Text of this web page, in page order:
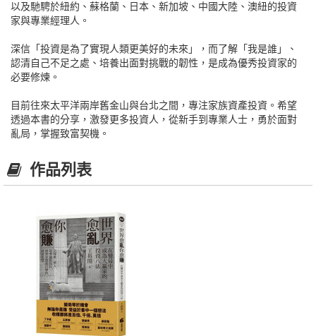
以及馳騁於紐約、蘇格蘭、日本、新加坡、中國大陸、澳紐的投資
家與專業經理人。
深信「投資是為了實現人類更美好的未來」，而了解「我是誰」、
認清自己不足之處、培養出面對挑戰的韌性，是成為優秀投資家的
必要修煉。
目前往來太平洋兩岸舊金山與台北之間，專注家族資產投資。希望
透過本書的分享，激發更多投資人，從新手到專業人士，勇於面對
亂局，掌握致富契機。
作品列表